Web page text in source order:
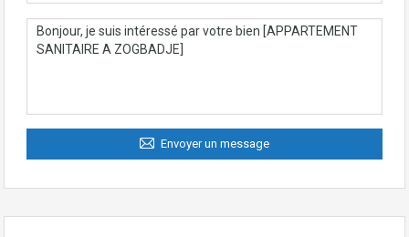
Envoyer un message